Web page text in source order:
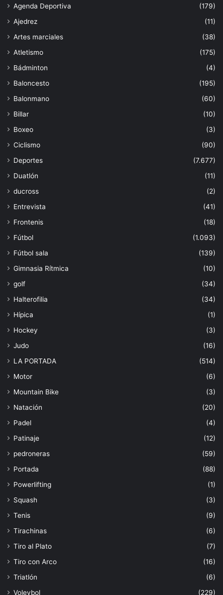
Agenda Deportiva
(179)
Ajedrez
(11)
Artes marciales
(38)
Atletismo
(175)
Bádminton
(4)
Baloncesto
(195)
Balonmano
(60)
Billar
(10)
Boxeo
(3)
Ciclismo
(90)
Deportes
(7.677)
Duatlón
(11)
ducross
(2)
Entrevista
(41)
Frontenis
(18)
Fútbol
(1.093)
Fútbol sala
(139)
Gimnasia Rítmica
(10)
golf
(34)
Halterofilia
(34)
Hípica
(1)
Hockey
(3)
Judo
(16)
LA PORTADA
(514)
Motor
(6)
Mountain Bike
(3)
Natación
(20)
Padel
(4)
Patinaje
(12)
pedroneras
(59)
Portada
(88)
Powerlifting
(1)
Squash
(3)
Tenis
(9)
Tirachinas
(6)
Tiro al Plato
(7)
Tiro con Arco
(16)
Triatlón
(6)
Voleybol
(229)